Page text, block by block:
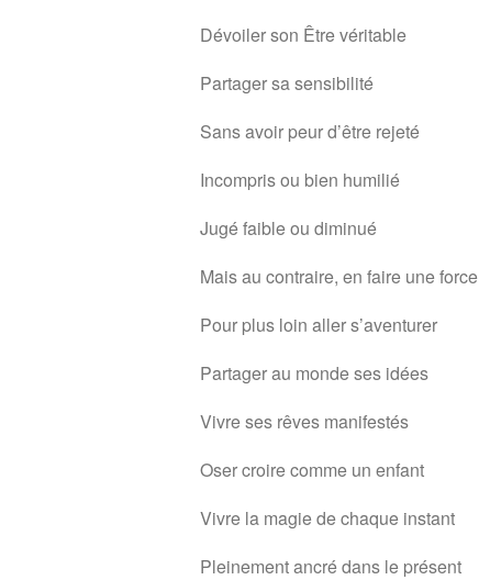
Dévoiler son Être véritable
Partager sa sensibilité
Sans avoir peur d’être rejeté
Incompris ou bien humilié
Jugé faible ou diminué
Mais au contraire, en faire une force
Pour plus loin aller s’aventurer
Partager au monde ses idées
Vivre ses rêves manifestés
Oser croire comme un enfant
Vivre la magie de chaque instant
Pleinement ancré dans le présent